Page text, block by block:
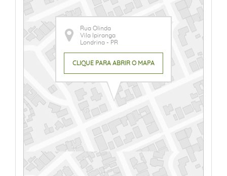
Rua Olinda
Vila Ipiranga
Londrina - PR
CLIQUE PARA ABRIR O MAPA